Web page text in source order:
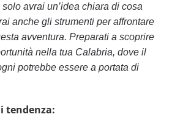
avrai un’idea chiara di cosa
anche gli strumenti per affrontare
avventura. Preparati a scoprire
nella tua Calabria, dove il
potrebbe essere a portata di
tendenza: